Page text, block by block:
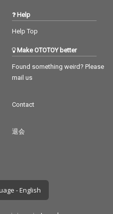
Help
Help Top
Make OTOTOY better
Found something weird? Please
mail us
Contact
退会
- English